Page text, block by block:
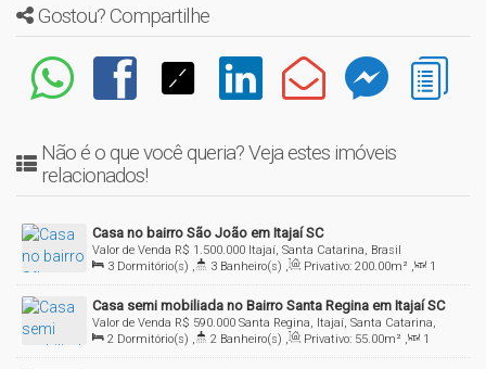
Gostou? Compartilhe
Não é o que você queria? Veja estes imóveis
relacionados!
Casa no bairro São João em Itajaí SC
R$ 1.500.000
Valor de Venda
Itajaí, Santa Catarina, Brasil
3 Dormitório(s) , 3 Banheiro(s) , Privativo: 200.00m² ,
1
Sala(s) , 1 Suíte(s) , 1 Vaga(s) , Terreno: 300.00m² ,
Fundos:
30.00m , Frente: 10.00 m
Casa semi mobiliada no Bairro Santa Regina em Itajaí SC
R$ 590.000
Valor de Venda
Santa Regina, Itajaí, Santa Catarina,
Brasil
2 Dormitório(s) , 2 Banheiro(s) , Privativo: 55.00m² ,
1
Sala(s) , 2 Vaga(s) , Útil: 85.00m²